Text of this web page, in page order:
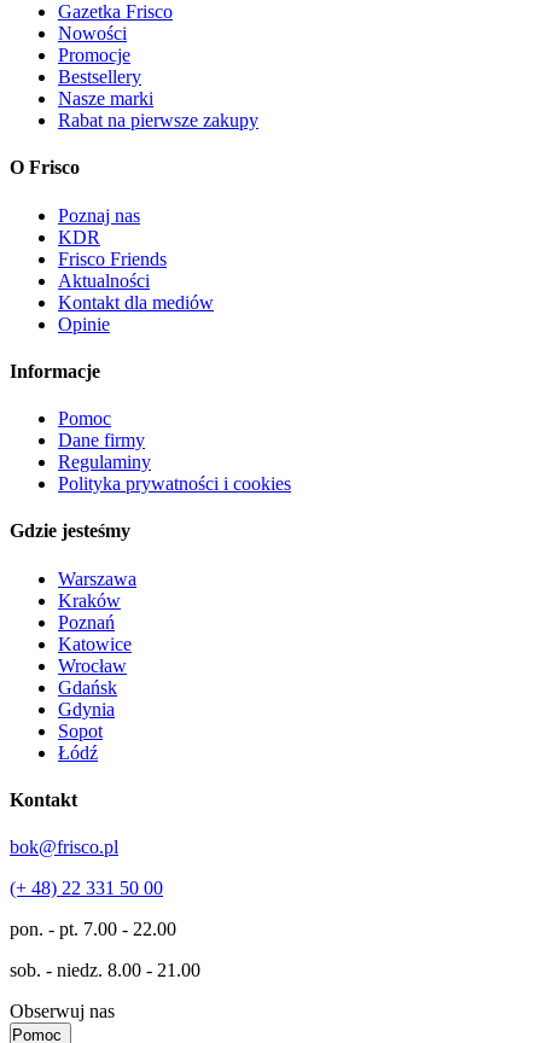
Gazetka Frisco
Nowości
Promocje
Bestsellery
Nasze marki
Rabat na pierwsze zakupy
O Frisco
Poznaj nas
KDR
Frisco Friends
Aktualności
Kontakt dla mediów
Opinie
Informacje
Pomoc
Dane firmy
Regulaminy
Polityka prywatności i cookies
Gdzie jesteśmy
Warszawa
Kraków
Poznań
Katowice
Wrocław
Gdańsk
Gdynia
Sopot
Łódź
Kontakt
bok@frisco.pl
(+ 48) 22 331 50 00
pon. - pt. 7.00 - 22.00
sob. - niedz. 8.00 - 21.00
Obserwuj nas
Pomoc